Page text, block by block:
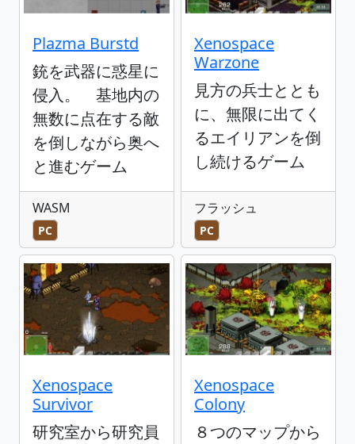
Plazma Burstd
銃を武器に惑星に
侵入。 基地内の
無数に点在する敵
を倒しながら奥へ
と進むゲーム
WASM
PC
Xenospace
Warzone
見方の兵士ととも
に、無限に出てく
るエイリアンを倒
し続けるゲーム
フラッシュ
PC
Xenospace
Survivor
研究室から研究員
Xenospace
Colony
８つのマップから